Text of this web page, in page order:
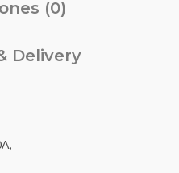
(0)
Delivery